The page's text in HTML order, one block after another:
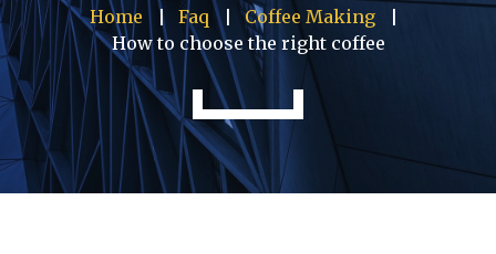
Home Faq
Coffee Making
How to choose the right coffee